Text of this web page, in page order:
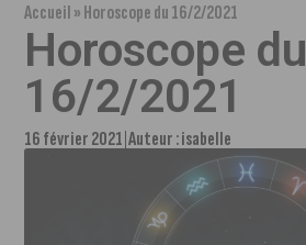
Accueil»Horoscope du 16/2/2021
Horoscope du
16/2/2021
16 février 2021 Auteur :isabelle